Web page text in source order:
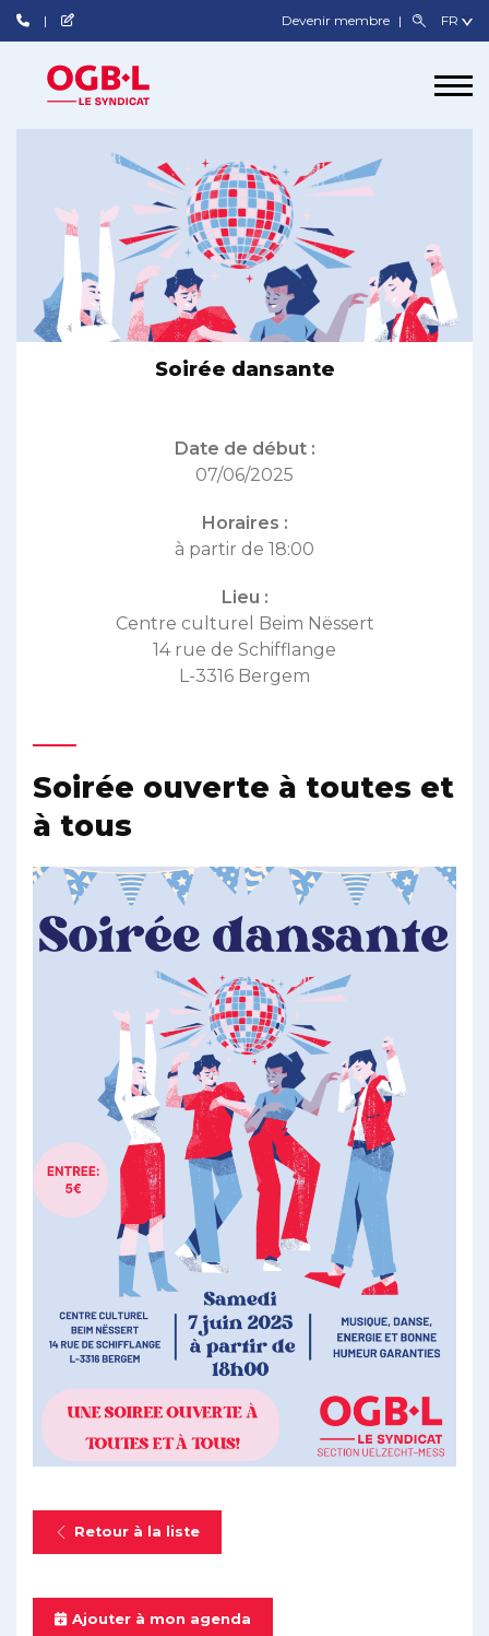
Devenir membre
Soirée dansante
Date de début :
07/06/2025
Horaires :
à partir de 18:00
Lieu :
Centre culturel Beim Nëssert
14 rue de Schifflange
L-3316 Bergem
Soirée ouverte à toutes et
à tous
Retour à la liste
Ajouter à mon agenda